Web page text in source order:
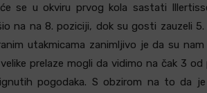
se u okviru prvog kola sastati
na na 8. poziciji, dok su gosti zauzeli
utakmicama zanimljivo je da su
prelaze mogli da vidimo na čak 3
pogodaka. S obzirom na to da